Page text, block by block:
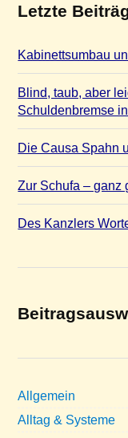
Letzte
Kabinettsumbau
Blind, taub, aber
Schuldenbremse
Die Causa Spahn
Zur Schufa – ganz
Des Kanzlers
Allgemein
Alltag & Systeme